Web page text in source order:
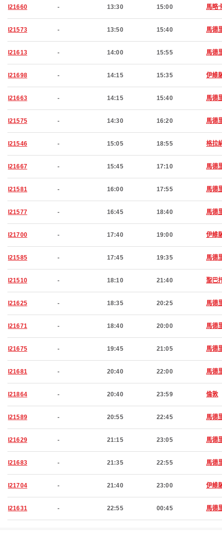
I21660 - 13:30 15:00 馬略
I21573 - 13:50 15:40 馬德
I21613 - 14:00 15:55 馬德
I21698 - 14:15 15:35 伊維
I21663 - 14:15 15:40 馬德
I21575 - 14:30 16:20 馬德
I21546 - 15:05 18:55 格拉
I21667 - 15:45 17:10 馬德
I21581 - 16:00 17:55 馬德
I21577 - 16:45 18:40 馬德
I21700 - 17:40 19:00 伊維
I21585 - 17:45 19:35 馬德
I21510 - 18:10 21:40 聖巴
I21625 - 18:35 20:25 馬德
I21671 - 18:40 20:00 馬德
I21675 - 19:45 21:05 馬德
I21681 - 20:40 22:00 馬德
I21864 - 20:40 23:59 倫敦
I21589 - 20:55 22:45 馬德
I21629 - 21:15 23:05 馬德
I21683 - 21:35 22:55 馬德
I21704 - 21:40 23:00 伊維
I21631 - 22:55 00:45 馬德